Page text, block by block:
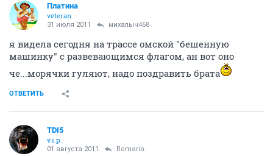
Платина
veteran
31 июля 2011 михалыч468
я видела сегодня на трассе омской "бешенную
машинку" с развевающимся флагом, ан вот оно
че...морячки гуляют, надо поздравить брата
ОТВЕТИТЬ
TDI5
v.i.p.
01 августа 2011 Romario.